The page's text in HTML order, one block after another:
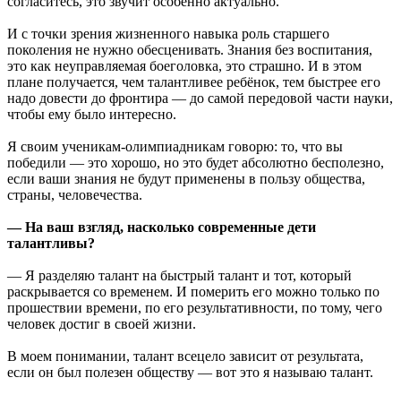
И с точки зрения жизненного навыка роль старшего
поколения не нужно обесценивать. Знания без воспитания,
это как неуправляемая боеголовка, это страшно. И в этом
плане получается, чем талантливее ребёнок, тем быстрее его
надо довести до фронтира — до самой передовой части науки,
чтобы ему было интересно.
Я своим ученикам-олимпиадникам говорю: то, что вы
победили — это хорошо, но это будет абсолютно бесполезно,
если ваши знания не будут применены в пользу общества,
страны, человечества.
— На ваш взгляд, насколько современные дети
талантливы?
— Я разделяю талант на быстрый талант и тот, который
раскрывается со временем. И померить его можно только по
прошествии времени, по его результативности, по тому, чего
человек достиг в своей жизни.
В моем понимании, талант всецело зависит от результата,
если он был полезен обществу — вот это я называю талант.